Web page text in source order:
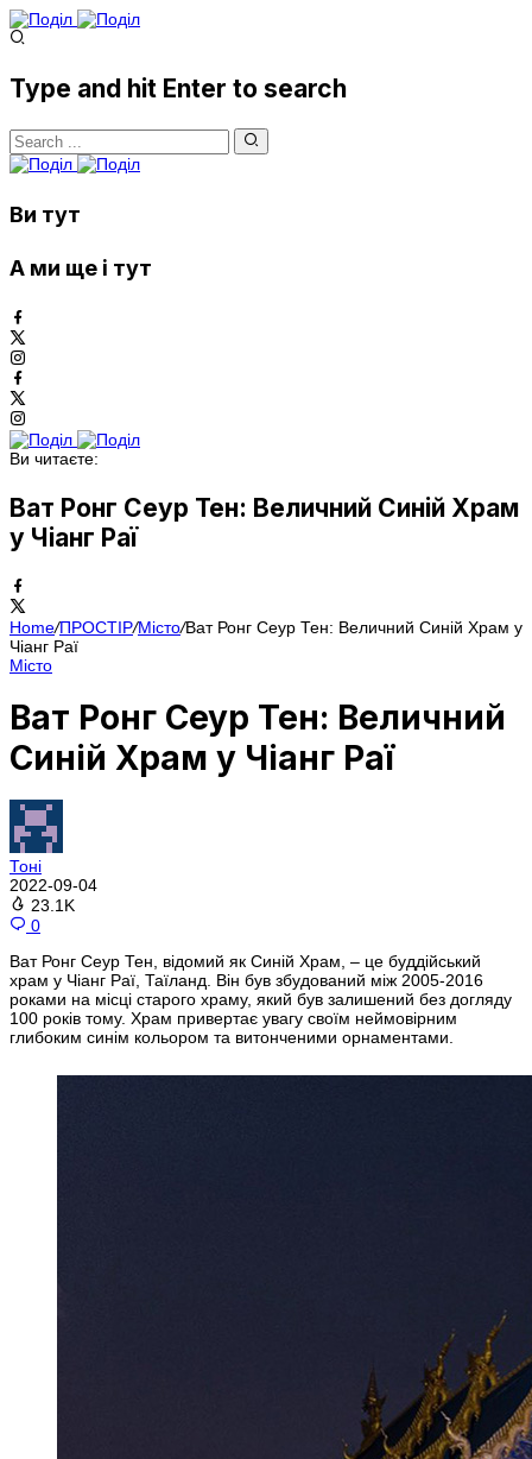
Type and hit Enter to search
Ви тут
А ми ще і тут
Ви читаєте:
Ват Ронг Сеур Тен: Величний Синій Храм
у Чіанг Раї
Home/ПРОСТІР/Місто/Ват Ронг Сеур Тен: Величний Синій Храм у
Чіанг Раї
Місто
Ват Ронг Сеур Тен: Величний
Синій Храм у Чіанг Раї
Тоні
2022-09-04
23.1K
0
Ват Ронг Сеур Тен, відомий як Синій Храм, – це буддійський
храм у Чіанг Раї, Таїланд. Він був збудований між 2005-2016
роками на місці старого храму, який був залишений без догляду
100 років тому. Храм привертає увагу своїм неймовірним
глибоким синім кольором та витонченими орнаментами.